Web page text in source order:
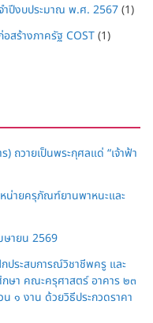
ำปีงบประมาณ พ.ศ. 2567(1)
อสร้างภาครัฐ COST(1)
วายเป็นพระกุศลแด่ “เจ้าฟ้า
หน่ายครุภัณฑ์ยานพาหนะและ
ษายน 2569
ประสบการณ์วิชาชีพครู และ
กษา คณะครุศาสตร์ อาคาร ๒๓
น ๑ งาน ด้วยวิธีประกวดราคา